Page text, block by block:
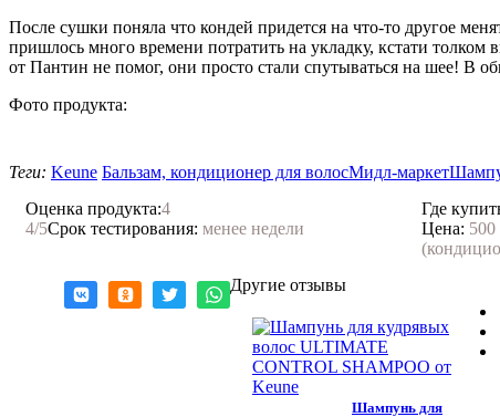
После сушки поняла что кондей придется на что-то другое
пришлось много времени потратить на укладку, кстати толком
от Пантин не помог, они просто стали спутываться на шее! В
Фото продукта:
Теги: Keune Бальзам, кондиционер для волосМидл-маркет
Оценка продукта:4
4/5Срок тестирования: менее недели
Где
Цена:
Нравится!
Другие отзывы
Шампунь для